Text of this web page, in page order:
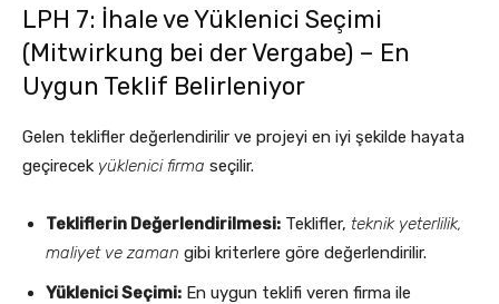
LPH 7: İhale ve Yüklenici Seçimi
(Mitwirkung bei der Vergabe) – En
Uygun Teklif Belirleniyor
Gelen teklifler değerlendirilir ve projeyi en iyi şekilde hayata
geçirecek yüklenici firma seçilir.
Tekliflerin Değerlendirilmesi: Teklifler, teknik yeterlilik,
maliyet ve zaman gibi kriterlere göre değerlendirilir.
Yüklenici Seçimi: En uygun teklifi veren firma ile